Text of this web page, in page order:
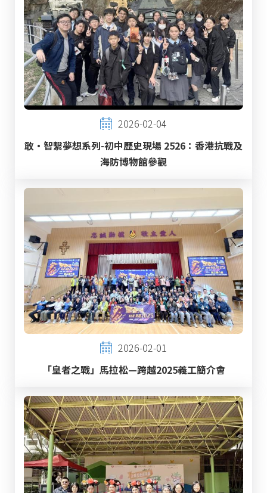
2026-02-04
敢‧智繫夢想系列-初中歷史現場 2526：香港抗戰及
海防博物館參觀
2026-02-01
「皇者之戰」馬拉松—跨越2025義工簡介會